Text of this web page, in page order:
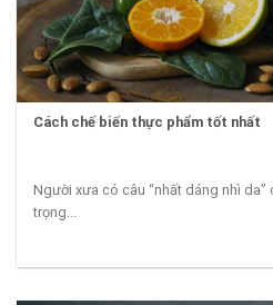
Cách chế biến thực phẩm tốt nhất
Người xưa có câu “nhất dáng nhì da”
trọng...